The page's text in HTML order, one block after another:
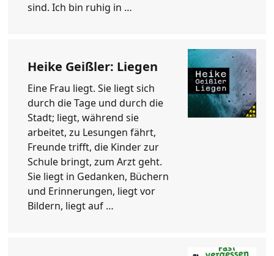
sind. Ich bin ruhig in …
Heike Geißler: Liegen
Eine Frau liegt. Sie liegt sich
durch die Tage und durch die
Stadt; liegt, während sie
arbeitet, zu Lesungen fährt,
Freunde trifft, die Kinder zur
Schule bringt, zum Arzt geht.
Sie liegt in Gedanken, Büchern
und Erinnerungen, liegt vor
Bildern, liegt auf …